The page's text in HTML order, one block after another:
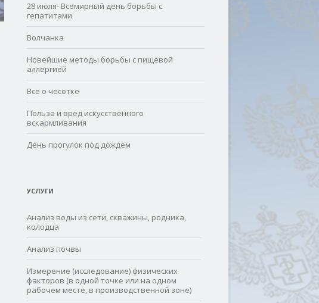
28 июля- Всемирный день борьбы с
гепатитами
Волчанка
Новейшие методы борьбы с пищевой
аллергией
Все о чесотке
Польза и вред искусственного
вскармливания
День прогулок под дождем
УСЛУГИ
Анализ воды из сети, скважины, родника,
колодца
Анализ почвы
Измерение (исследование) физических
факторов (в одной точке или на одном
рабочем месте, в производственной зоне)